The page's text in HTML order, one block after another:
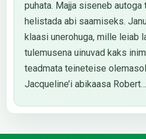
puhata. Majja siseneb autoga
helistada abi saamiseks.
klaasi unerohuga, mille leiab
tulemusena uinuvad kaks
teadmata teineteise
Jacqueline’i abikaasa Robert…